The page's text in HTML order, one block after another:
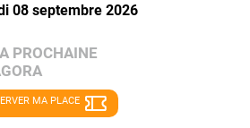
08 septembre 2026
PROCHAINE
MA PLACE